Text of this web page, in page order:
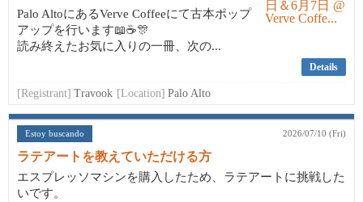
Palo AltoにあるVerve Coffeeにて古本ポップ
アップを行います📖☕🎊
読み終えたお気に入りの一冊、次の...
Details
[Registrant] Travook [Location] Palo Alto
Estoy buscando 2026/07/10 (Fri)
ラテアートを教えていただける方
エスプレッソマシンを購入したため、ラテアートに挑戦した
いです。